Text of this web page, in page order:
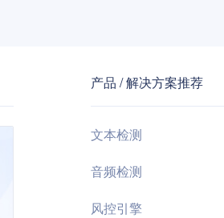
安
全
产品 / 解决方案推荐
文本检测
音频检测
风控引擎